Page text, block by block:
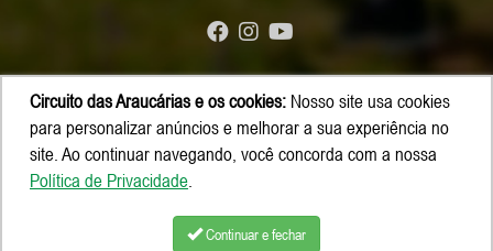
© Copyright 2026 - Circuito das Araucárias
Circuito das Araucárias e os cookies: Nosso site usa cookies
para personalizar anúncios e melhorar a sua experiência no
site. Ao continuar navegando, você concorda com a nossa
Política de Privacidade.
Continuar e fechar